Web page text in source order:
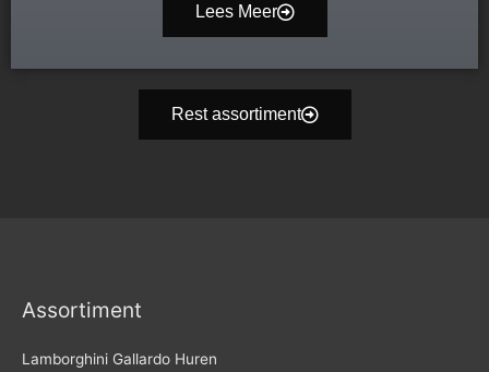
Lees Meer
Rest assortiment
Assortiment
Lamborghini Gallardo Huren